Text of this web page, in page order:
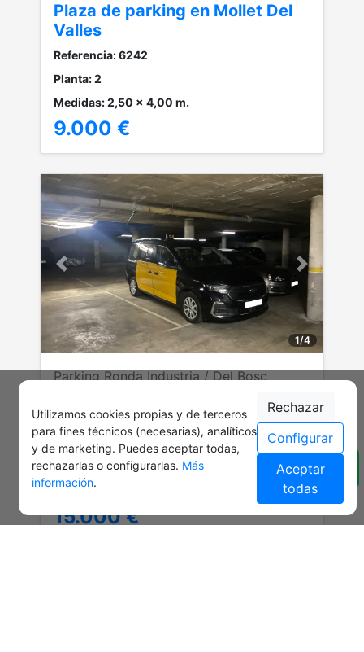
Plaza de parking en Mollet Del
Valles
Referencia: 6242
Planta: 2
Medidas: 2,50 x 4,00 m.
9.000 €
Anterior Siguiente
1/4
Parking Ronda Industria / Del Bosc
Plaza de parking en Barbera Del
Valles
Referencia: 7366
Planta: -1
Medidas: 4,50 x 2,32 m.
15.000 €
Utilizamos cookies propias y de terceros
para fines técnicos (necesarias), analíticos
y de marketing. Puedes aceptar todas,
rechazarlas o configurarlas. Más
información.
Rechazar
Configurar
Aceptar
todas